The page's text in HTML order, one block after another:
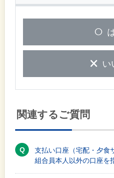
い
関連するご質問
支払い口座（宅配・夕食
組合員本人以外の口座を